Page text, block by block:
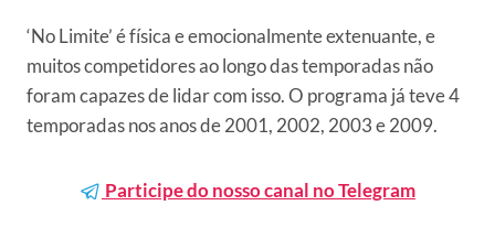
‘No Limite’ é física e emocionalmente extenuante, e
muitos competidores ao longo das temporadas não
foram capazes de lidar com isso. O programa já teve 4
temporadas nos anos de 2001, 2002, 2003 e 2009.
Participe do nosso canal no Telegram